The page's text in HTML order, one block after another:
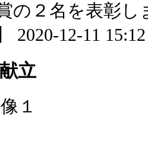
の２名を表彰し
2020-12-11
立